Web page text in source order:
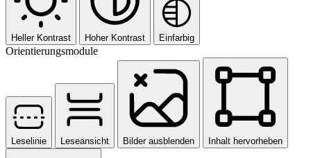
Heller Kontrast Hoher Kontrast Einfarbig
Orientierungsmodule
Leselinie Leseansicht Bilder ausblenden Inhalt hervorheben